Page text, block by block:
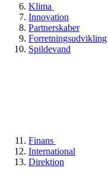
Klima
Innovation
Partnerskaber
Forretningsudvikling
Spildevand
Finans
International
Direktion